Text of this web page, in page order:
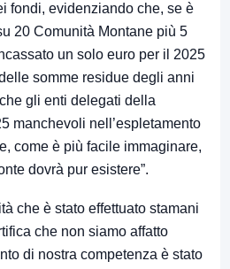
fondi, evidenziando che, se è
20 Comunità Montane più 5
un solo euro per il 2025
somme residue degli anni
gli enti delegati della
manchevoli nell’espletamento
come è più facile immaginare,
dovrà pur esistere”.
che è stato effettuato stamani
che non siamo affatto
di nostra competenza è stato